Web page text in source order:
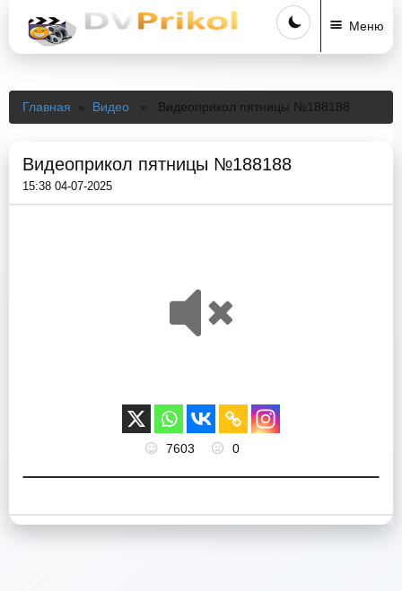
Меню
Главная » Видео » Видеоприкол пятницы №188188
Видеоприкол пятницы №188188
15:38 04-07-2025
7603 0